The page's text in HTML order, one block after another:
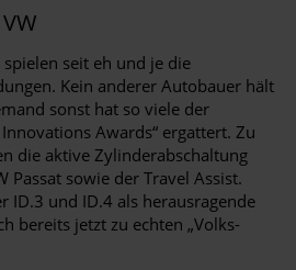
spielen seit eh und je die
Kein anderer Autobauer hält
sonst hat so viele der
Awards“ ergattert. Zu
die aktive Zylinderabschaltung
Passat sowie der Travel Assist.
ID.3 und ID.4 als herausragende
bereits jetzt zu echten „Volks-